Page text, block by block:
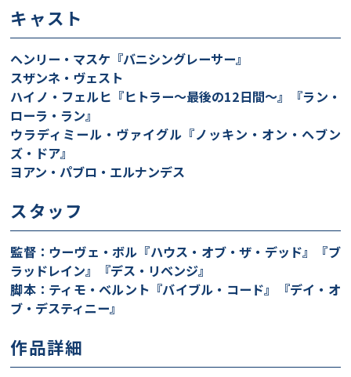
キャスト
ヘンリー・マスケ『バニシングレーサー』
スザンネ・ヴェスト
ハイノ・フェルヒ『ヒトラー～最後の12日間～』『ラン・
ローラ・ラン』
ウラディミール・ヴァイグル『ノッキン・オン・ヘブン
ズ・ドア』
ヨアン・パブロ・エルナンデス
スタッフ
監督：ウーヴェ・ボル『ハウス・オブ・ザ・デッド』『ブ
ラッドレイン』『デス・リベンジ』
脚本：ティモ・ベルント『バイブル・コード』『デイ・オ
ブ・デスティニー』
作品詳細